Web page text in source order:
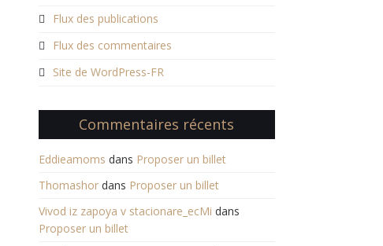
Flux des publications
Flux des commentaires
Site de WordPress-FR
Commentaires récents
Eddieamoms dans Proposer un billet
Thomashordans Proposer un billet
Vivod iz zapoya v stacionare_ecMi dans
Proposer un billet